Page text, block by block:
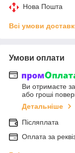
Нова Пошта
Всі умови
Умови оплати
Ви отримаєте
або гроші
Детальніше
Післяплата
Оплата за